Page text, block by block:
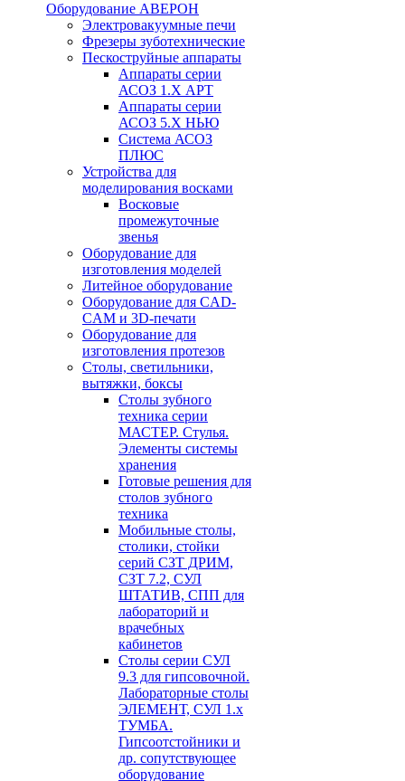
Оборудование АВЕРОН
Электровакуумные печи
Фрезеры зуботехнические
Пескоструйные аппараты
Аппараты серии
АСОЗ 1.Х АРТ
Аппараты серии
АСОЗ 5.Х НЬЮ
Система АСОЗ
ПЛЮС
Устройства для
моделирования восками
Восковые
промежуточные
звенья
Оборудование для
изготовления моделей
Литейное оборудование
Оборудование для CAD-
CAM и 3D-печати
Оборудование для
изготовления протезов
Cтолы, светильники,
вытяжки, боксы
Столы зубного
техника серии
МАСТЕР. Стулья.
Элементы системы
хранения
Готовые решения для
столов зубного
техника
Мобильные столы,
столики, стойки
серий СЗТ ДРИМ,
СЗТ 7.2, СУЛ
ШТАТИВ, СПП для
лабораторий и
врачебных
кабинетов
Столы серии СУЛ
9.3 для гипсовочной.
Лабораторные столы
ЭЛЕМЕНТ, СУЛ 1.х
ТУМБА.
Гипсоотстойники и
др. сопутствующее
оборудование